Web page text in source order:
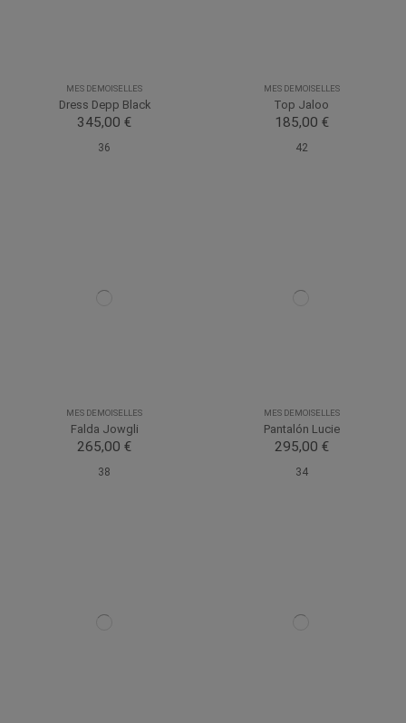
MES DEMOISELLES
Dress Depp Black
345,00 €
36
MES DEMOISELLES
Top Jaloo
185,00 €
42
MES DEMOISELLES
Falda Jowgli
265,00 €
38
MES DEMOISELLES
Pantalón Lucie
295,00 €
34